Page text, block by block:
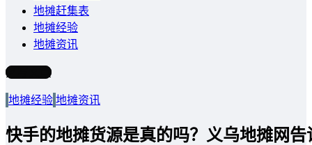
地摊赶集表
地摊经验
地摊资讯
写文章
地摊经验 地摊资讯
快手的地摊货源是真的吗？义乌地摊网告